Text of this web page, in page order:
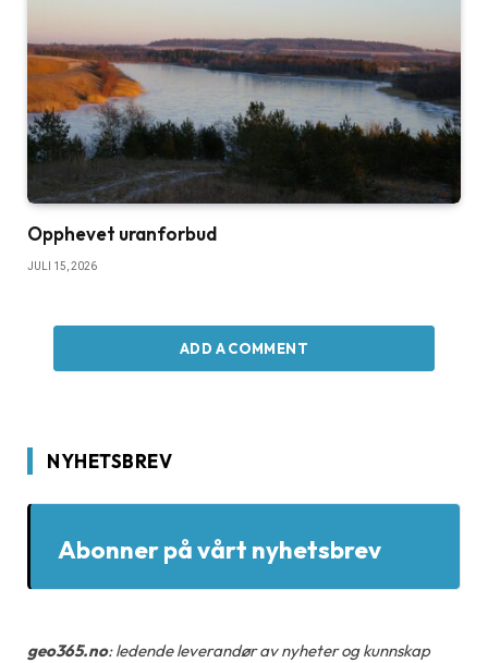
Opphevet uranforbud
JULI 15, 2026
ADD A COMMENT
NYHETSBREV
Abonner på vårt nyhetsbrev
geo365.no: ledende leverandør av nyheter og kunnskap